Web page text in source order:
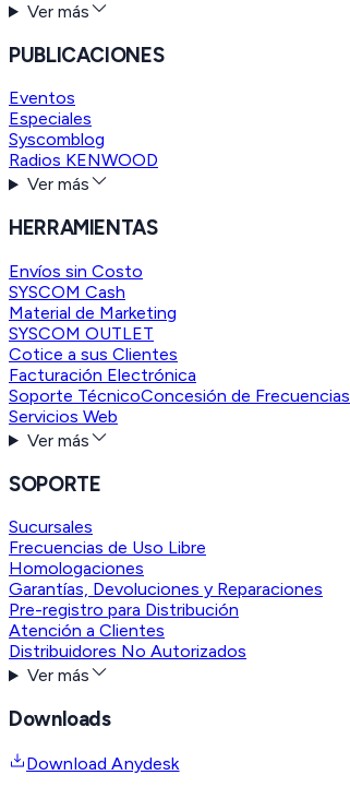
Ver más
PUBLICACIONES
Eventos
Especiales
Syscomblog
Radios KENWOOD
Ver más
HERRAMIENTAS
Envíos sin Costo
SYSCOM Cash
Material de Marketing
SYSCOM OUTLET
Cotice a sus Clientes
Facturación Electrónica
Soporte TécnicoConcesión de Frecuencias
Servicios Web
Ver más
SOPORTE
Sucursales
Frecuencias de Uso Libre
Homologaciones
Garantías, Devoluciones y Reparaciones
Pre-registro para Distribución
Atención a Clientes
Distribuidores No Autorizados
Ver más
Downloads
Download Anydesk